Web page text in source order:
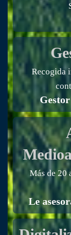
Recogida
Más de 20
Le